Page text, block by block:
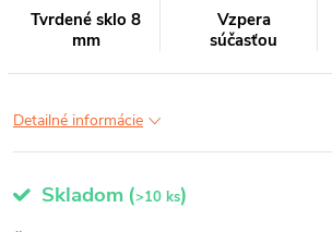
Tvrdené sklo 8
mm
Vzpera
súčasťou
Detailné informácie
Skladom (>10 ks)